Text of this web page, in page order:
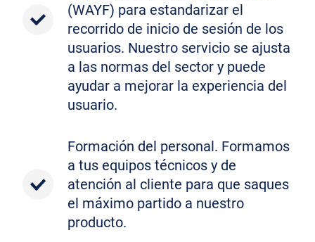
(WAYF) para estandarizar el
recorrido de inicio de sesión de los
usuarios. Nuestro servicio se ajusta
a las normas del sector y puede
ayudar a mejorar la experiencia del
usuario.
Formación del personal. Formamos
a tus equipos técnicos y de
atención al cliente para que saques
el máximo partido a nuestro
producto.